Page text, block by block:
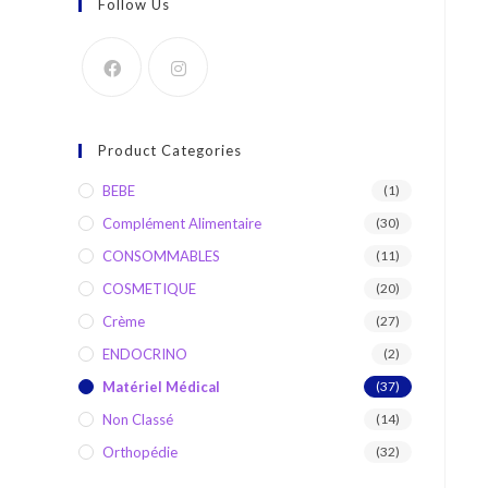
Follow Us
Product Categories
BEBE (1)
Complément Alimentaire (30)
CONSOMMABLES (11)
COSMETIQUE (20)
Crème (27)
ENDOCRINO (2)
Matériel Médical (37)
Non Classé (14)
Orthopédie (32)